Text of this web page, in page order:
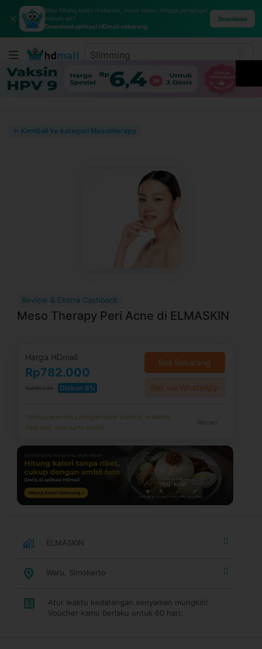
✕
Mau hitung kalori makanan, masa subur, hingga pengingat
minum air?
Download aplikasi HDmall sekarang
Download
← Kembali ke kategori Mesotherapy
Review & Ekstra Cashback
Meso Therapy Peri Acne di ELMASKIN
Harga HDmall
Rp782.000
Rp850.000 Diskon 8%
Beli Sekarang
Beli via WhatsApp
Pembayaran bisa dengan bank transfer, e-Wallet,
PayLater, atau kartu kredit.
Rincian
ELMASKIN
Waru, Simokerto
1
Atur waktu kedatangan senyaman mungkin!
Voucher kamu berlaku untuk 60 hari: